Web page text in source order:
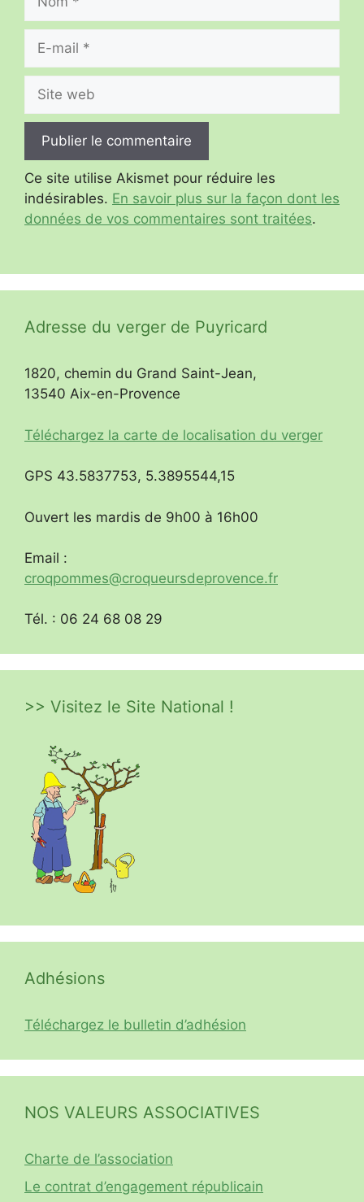
mail
web
Ce site utilise Akismet pour réduire les
indésirables. En savoir plus sur la façon dont les
données de vos commentaires sont traitées.
Adresse du verger de Puyricard
1820, chemin du Grand Saint-Jean,
13540 Aix-en-Provence
Téléchargez la carte de localisation du verger
GPS 43.5837753, 5.3895544,15
Ouvert les mardis de 9h00 à 16h00
Email :
croqpommes@croqueursdeprovence.fr
Tél. : 06 24 68 08 29
>> Visitez le Site National !
Adhésions
Téléchargez le bulletin d’adhésion
NOS VALEURS ASSOCIATIVES
Charte de l’association
Le contrat d’engagement républicain